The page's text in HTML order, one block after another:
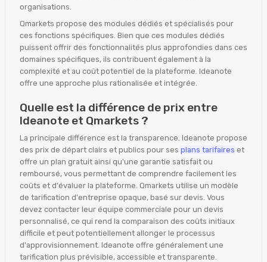
organisations.
Qmarkets propose des modules dédiés et spécialisés pour
ces fonctions spécifiques. Bien que ces modules dédiés
puissent offrir des fonctionnalités plus approfondies dans ces
domaines spécifiques, ils contribuent également à la
complexité et au coût potentiel de la plateforme. Ideanote
offre une approche plus rationalisée et intégrée.
Quelle est la différence de prix entre
Ideanote et Qmarkets ?
La principale différence est la transparence. Ideanote propose
des prix de départ clairs et publics pour ses plans tarifaires et
offre un plan gratuit ainsi qu'une garantie satisfait ou
remboursé, vous permettant de comprendre facilement les
coûts et d'évaluer la plateforme. Qmarkets utilise un modèle
de tarification d'entreprise opaque, basé sur devis. Vous
devez contacter leur équipe commerciale pour un devis
personnalisé, ce qui rend la comparaison des coûts initiaux
difficile et peut potentiellement allonger le processus
d'approvisionnement. Ideanote offre généralement une
tarification plus prévisible, accessible et transparente.